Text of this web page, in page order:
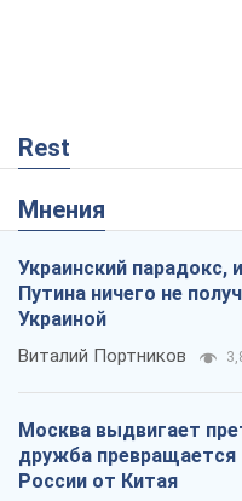
Rest
Мнения
Украинский парадокс,
Путина ничего не
Украиной
Виталий Портников
Москва выдвигает
дружба превращается
России от Китая